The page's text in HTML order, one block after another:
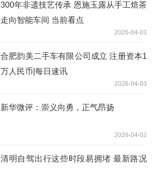
300年非遗技艺传承 恩施玉露从手工焙茶
走向智能车间 当前看点
2026-04-03
合肥韵美二手车有限公司成立 注册资本1
万人民币|每日速讯
2026-04-03
新华微评：崇义向勇，正气昂扬
2026-04-02
清明自驾出行这些时段易拥堵 最新路况